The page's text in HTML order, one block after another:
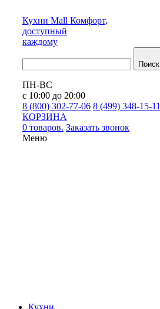
Кухни Mall Комфорт,
доступный
каждому
Поиск
ПН-ВС
с 10:00 до 20:00
8 (800) 302-77-06 8 (499) 348-15-11
КОРЗИНА
0 товаров. Заказать звонок
Меню
Кухни